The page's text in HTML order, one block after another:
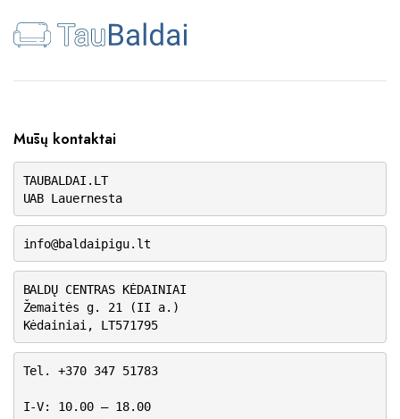
Mūsų kontaktai
TAUBALDAI.LT
UAB Lauernesta
info@baldaipigu.lt
BALDŲ CENTRAS KĖDAINIAI
Žemaitės g. 21 (II a.)
Kėdainiai, LT571795
Tel. +370 347 51783
I-V: 10.00 – 18.00